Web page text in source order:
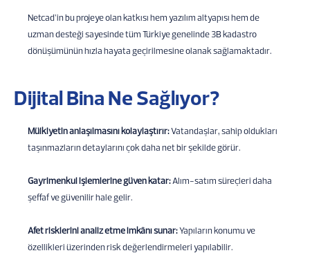
Netcad’in bu projeye olan katkısı hem yazılım altyapısı hem de
uzman desteği sayesinde tüm Türkiye genelinde 3B kadastro
dönüşümünün hızla hayata geçirilmesine olanak sağlamaktadır.
Dijital Bina Ne Sağlıyor?
Mülkiyetin anlaşılmasını kolaylaştırır:Vatandaşlar, sahip oldukları
taşınmazların detaylarını çok daha net bir şekilde görür.
Gayrimenkul işlemlerine güven katar:Alım-satım süreçleri daha
şeffaf ve güvenilir hale gelir.
Afet risklerini analiz etme imkânı sunar:Yapıların konumu ve
özellikleri üzerinden risk değerlendirmeleri yapılabilir.